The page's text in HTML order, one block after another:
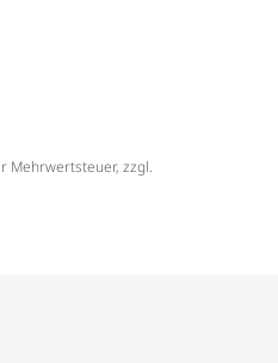
Mehrwertsteuer, zzgl.